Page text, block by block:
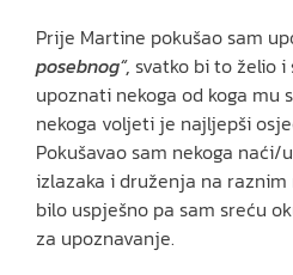
Prije Martine pokušao sam
posebnog“, svatko bi to želio
upoznati nekoga od koga mu
nekoga voljeti je najljepši
Pokušavao sam nekoga
izlazaka i druženja na
bilo uspješno pa sam sreću
za upoznavanje.